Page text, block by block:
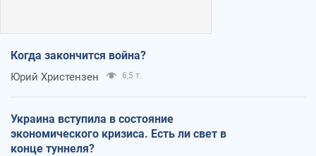
Когда закончится война?
Юрий Христензен 6,5 т.
Украина вступила в состояние
экономического кризиса. Есть ли свет в
конце туннеля?